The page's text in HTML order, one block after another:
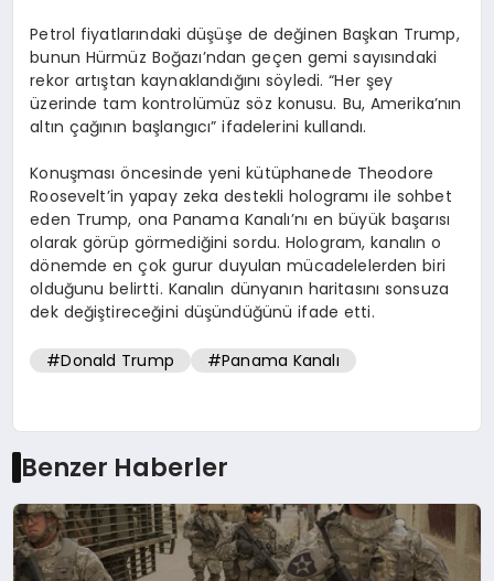
Petrol fiyatlarındaki düşüşe de değinen Başkan Trump,
bunun Hürmüz Boğazı’ndan geçen gemi sayısındaki
rekor artıştan kaynaklandığını söyledi. “Her şey
üzerinde tam kontrolümüz söz konusu. Bu, Amerika’nın
altın çağının başlangıcı” ifadelerini kullandı.
Konuşması öncesinde yeni kütüphanede Theodore
Roosevelt’in yapay zeka destekli hologramı ile sohbet
eden Trump, ona Panama Kanalı’nı en büyük başarısı
olarak görüp görmediğini sordu. Hologram, kanalın o
dönemde en çok gurur duyulan mücadelelerden biri
olduğunu belirtti. Kanalın dünyanın haritasını sonsuza
dek değiştireceğini düşündüğünü ifade etti.
#Donald Trump #Panama Kanalı
Benzer Haberler